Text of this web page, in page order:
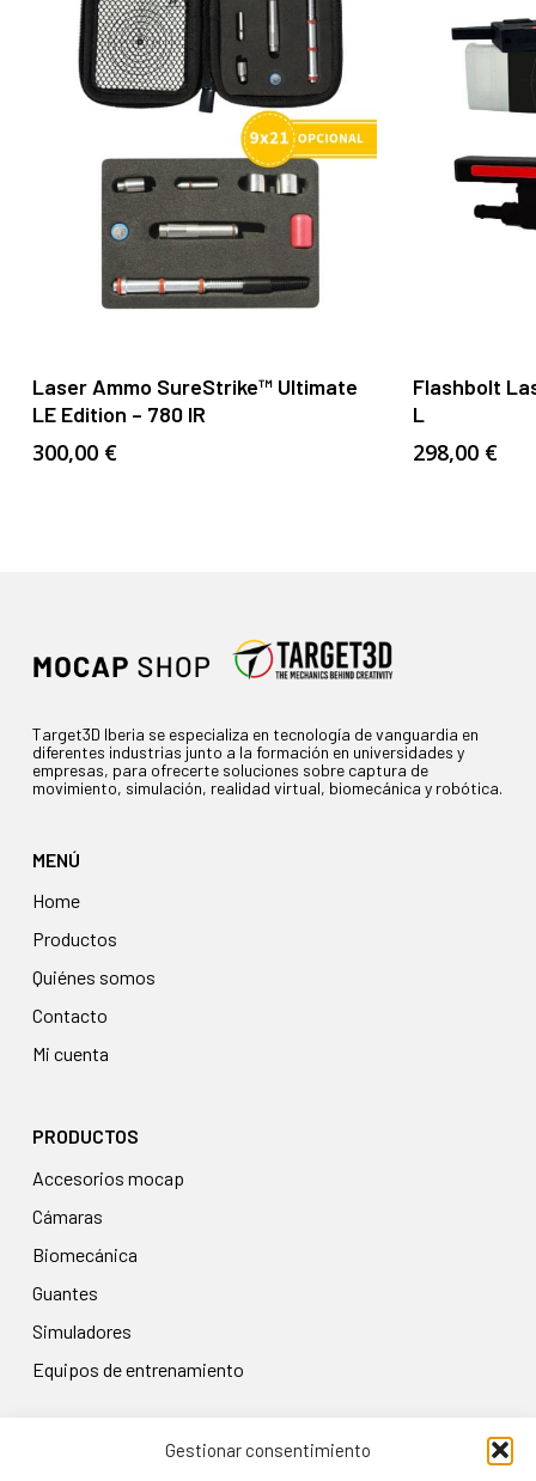
Gestionar consentimiento
Laser Ammo SureStrike™ Ultimate
LE Edition – 780 IR
300,00 €
Flashbolt
L
298,00 €
Target3D Iberia se especializa en tecnología de vanguardia en
diferentes industrias junto a la formación en universidades y
empresas, para ofrecerte soluciones sobre captura de
movimiento, simulación, realidad virtual, biomecánica y robótica.
MENÚ
Home
Productos
Quiénes somos
Contacto
Mi cuenta
PRODUCTOS
accesorios mocap
cámaras
biomecánica
guantes
simuladores
equipos de entrenamiento